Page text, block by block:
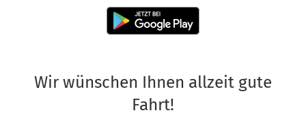
Wir wünschen Ihnen allzeit gute
Fahrt!